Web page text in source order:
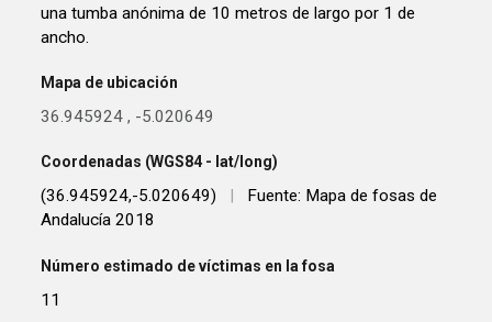
una tumba anónima de 10 metros de largo por 1 de
ancho.
Mapa de ubicación
36.945924 , -5.020649
Coordenadas (WGS84 - lat/long)
(36.945924,-5.020649)
Fuente: Mapa de fosas de
Andalucía 2018
Número estimado de víctimas en la fosa
11